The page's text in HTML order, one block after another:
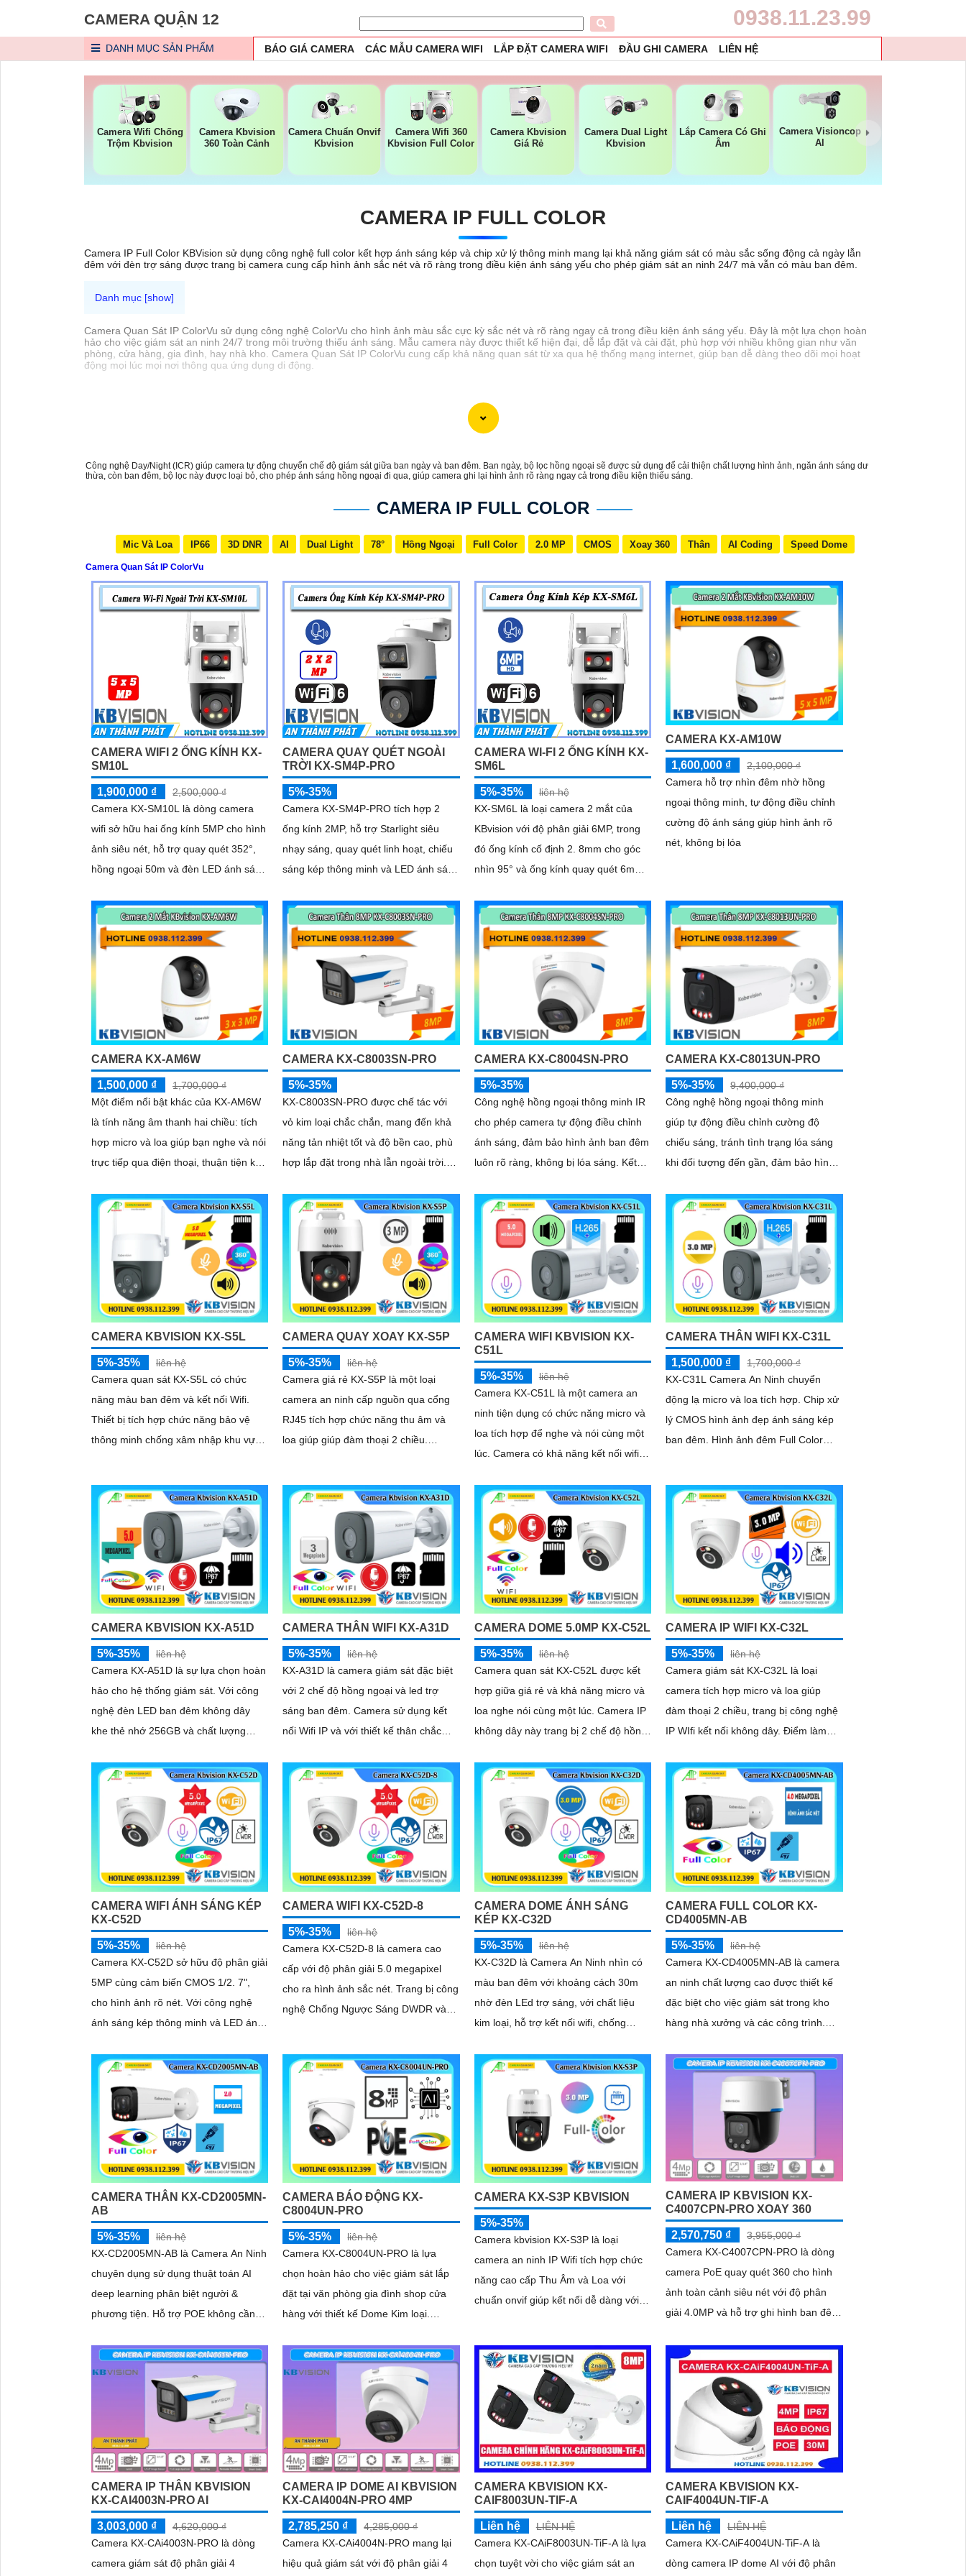
CAMERA QUẬN 12 0938.11.23.99
DANH MỤC SẢN PHẨM BÁO GIÁ CAMERA CÁC MẪU CAMERA WIFI LẮP ĐẶT CAMERA WIFI ĐẦU GHI CAMERA LIÊN HỆ
Camera Wifi Chống
Trộm Kbvision
Camera Kbvision
360 Toàn Cảnh
Camera Chuẩn Onvif
Kbvision
Camera Wifi 360
Kbvision Full Color
Camera Kbvision
Giá Rẻ
Camera Dual Light
Kbvision
Lắp Camera Có Ghi
Âm
Camera Visioncop
Al
CAMERA IP FULL COLOR
Camera IP Full Color KBVision sử dụng công nghệ full color kết hợp ánh sáng kép và chip xử lý thông minh mang lại khả năng giám sát có màu sắc sống động cả ngày lẫn
đêm với đèn trợ sáng được trang bị camera cung cấp hình ảnh sắc nét và rõ ràng trong điều kiện ánh sáng yếu cho phép giám sát an ninh 24/7 mà vẫn có màu ban đêm.
Camera Quan Sát IP ColorVu sử dụng công nghệ ColorVu cho hình ảnh màu sắc cực kỳ sắc nét và rõ ràng ngay cả trong điều kiện ánh sáng yếu. Đây là một lựa chọn hoàn
hảo cho việc giám sát an ninh 24/7 trong môi trường thiếu ánh sáng. Mẫu camera này được thiết kế hiện đại, dễ lắp đặt và cài đặt, phù hợp với nhiều không gian như văn
phòng, cửa hàng, gia đình, hay nhà kho. Camera Quan Sát IP ColorVu cung cấp khả năng quan sát từ xa qua hệ thống mạng internet, giúp bạn dễ dàng theo dõi mọi hoạt
động mọi lúc mọi nơi thông qua ứng dụng di động.
Công nghệ Day/Night (ICR) giúp camera tự động chuyển chế độ giám sát giữa ban ngày và ban đêm. Ban ngày, bộ lọc hồng ngoại sẽ được sử dụng để cải thiện chất lượng hình ảnh, ngăn ánh sáng dư
thừa, còn ban đêm, bộ lọc này được loại bỏ, cho phép ánh sáng hồng ngoại đi qua, giúp camera ghi lại hình ảnh rõ ràng ngay cả trong điều kiện thiếu sáng.
CAMERA IP FULL COLOR
Mic Và Loa IP66 3D DNR AI Dual Light 78° Hồng Ngoại Full Color 2.0 MP CMOS Xoay 360 Thân AI Coding Speed Dome
Camera Quan Sát IP ColorVu
CAMERA WIFI 2 ỐNG KÍNH KX-
SM10L
1,900,000 ₫
2,500,000 ₫
Camera KX-SM10L là dòng camera
wifi sở hữu hai ống kính 5MP cho hình
ảnh siêu nét, hỗ trợ quay quét 352°,
hồng ngoại 50m và đèn LED ánh sáng
CAMERA QUAY QUÉT NGOÀI
TRỜI KX-SM4P-PRO
5%-35%
Camera KX-SM4P-PRO tích hợp 2
ống kính 2MP, hỗ trợ Starlight siêu
nhạy sáng, quay quét linh hoạt, chiếu
sáng kép thông minh và LED ánh sáng
cảm biến lớn tối ưu hình ảnh ban đêm
CAMERA WI-FI 2 ỐNG KÍNH KX-
SM6L
5%-35%
liên hệ
KX-SM6L là loại camera 2 mắt của
KBvision với độ phân giải 6MP, trong
đó ống kính cố định 2. 8mm cho góc
nhìn 95° và ống kính quay quét 6mm
CAMERA KX-AM10W
1,600,000 ₫
2,100,000 ₫
Camera hỗ trợ nhìn đêm nhờ hồng
ngoại thông minh, tự động điều chỉnh
cường độ ánh sáng giúp hình ảnh rõ
nét, không bị lóa
CAMERA KX-AM6W
1,500,000 ₫
1,700,000 ₫
Một điểm nổi bật khác của KX‑AM6W
là tính năng âm thanh hai chiều: tích
hợp micro và loa giúp bạn nghe và nói
trực tiếp qua điện thoại, thuận tiện khi
chuyện với khách hoặc cảnh báo
thẻ nhớ và xem lại nhanh chóng, đây
thực sự là giải pháp giám sát thông
minh, gọn nhẹ mà vô cùng hiệu quả
CAMERA KX-C8003SN-PRO
5%-35%
KX-C8003SN-PRO được chế tác với
vỏ kim loại chắc chắn, mang đến khả
năng tản nhiệt tốt và độ bền cao, phù
hợp lắp đặt trong nhà lẫn ngoài trời.
tiết kiệm thời gian và chi phí cho người
dùng
CAMERA KX-C8004SN-PRO
5%-35%
Công nghệ hồng ngoại thông minh IR
cho phép camera tự động điều chỉnh
ánh sáng, đảm bảo hình ảnh ban đêm
luôn rõ ràng, không bị lóa sáng. Kết
(DWDR) và giảm nhiễu (3DNR), hình
ảnh thu được luôn mượt mà, màu sắc
chân thực và chi tiết rõ nét, ngay cả
trong môi trường ánh sáng yếu hoặc
ánh sáng phức tạp như ngược sáng
hoặc chói nắng
CAMERA KX-C8013UN-PRO
5%-35%
9,400,000 ₫
Công nghệ hồng ngoại thông minh
giúp tự động điều chỉnh cường độ
chiếu sáng, tránh tình trạng lóa sáng
khi đối tượng đến gần, đảm bảo hình
đó, công nghệ giảm nhiễu 3DNR và
chống ngược sáng DWDR giúp
camera tái tạo màu sắc chính xác và
rõ ràng trong mọi điều kiện ánh sáng
phức tạp như ngược sáng mạnh hay
thiếu sáng
CAMERA KBVISION KX-S5L
5%-35%
liên hệ
Camera quan sát KX-S5L có chức
năng màu ban đêm và kết nối Wifi.
Thiết bị tích hợp chức năng bảo vệ
thông minh chống xâm nhập khu vực
CAMERA QUAY XOAY KX-S5P
5%-35%
liên hệ
Camera giá rẻ KX-S5P là một loại
camera an ninh cấp nguồn qua cổng
RJ45 tích hợp chức năng thu âm và
loa giúp giúp đàm thoại 2 chiều.
rõ nét ở mọi điều kiện ánh sáng
CAMERA WIFI KBVISION KX-
C51L
5%-35%
liên hệ
Camera KX-C51L là một camera an
ninh tiện dụng có chức năng micro và
loa tích hợp để nghe và nói cùng một
lúc. Camera có khả năng kết nối wifi
cho hình ảnh sắc nét đến 5
CAMERA THÂN WIFI KX-C31L
1,500,000 ₫
1,700,000 ₫
KX-C31L Camera An Ninh chuyển
động lạ micro và loa tích hợp. Chip xử
lý CMOS hình ảnh đẹp ánh sáng kép
ban đêm. Hình ảnh đêm Full Color
CAMERA KBVISION KX-A51D
5%-35%
liên hệ
Camera KX-A51D là sự lựa chọn hoàn
hảo cho hệ thống giám sát. Với công
nghệ đèn LED ban đêm không dây
khe thẻ nhớ 256GB và chất lượng
CAMERA THÂN WIFI KX-A31D
5%-35%
liên hệ
KX-A31D là camera giám sát đặc biệt
với 2 chế độ hồng ngoại và led trợ
sáng ban đêm. Camera sử dụng kết
nối Wifi IP và với thiết kế thân chắc
nước IP 67 tích hợp micro giúp thu âm
CAMERA DOME 5.0MP KX-C52L
5%-35%
liên hệ
Camera quan sát KX-C52L được kết
hợp giữa giá rẻ và khả năng micro và
loa nghe nói cùng một lúc. Camera IP
không dây này trang bị 2 chế độ hồng
ban đêm hiệu quả, thiết kế dome nhỏ
gọn cho ra gốc nhìn rộng đáng để
tham khảo
CAMERA IP WIFI KX-C32L
5%-35%
liên hệ
Camera giám sát KX-C32L là loại
camera tích hợp micro và loa giúp
đàm thoại 2 chiều, trang bị công nghệ
IP WIfi kết nối không dây. Điểm làm
là camera trang bị ánh sáng kép để
CAMERA WIFI ÁNH SÁNG KÉP
KX-C52D
5%-35%
liên hệ
Camera KX-C52D sở hữu độ phân giải
5MP cùng cảm biến CMOS 1/2. 7",
cho hình ảnh rõ nét. Với công nghệ
ánh sáng kép thông minh và LED ánh
ghi...
CAMERA WIFI KX-C52D-8
5%-35%
liên hệ
Camera KX-C52D-8 là camera cao
cấp với độ phân giải 5.0 megapixel
cho ra hình ảnh sắc nét. Trang bị công
nghệ Chống Ngược Sáng DWDR và
CAMERA DOME ÁNH SÁNG
KÉP KX-C32D
5%-35%
liên hệ
KX-C32D là Camera An Ninh nhìn có
màu ban đêm với khoảng cách 30m
nhờ đèn LEd trợ sáng, với chất liệu
kim loại, hỗ trợ kết nối wifi, chống
3.0MP cho ra hình ảnh sắc nét, tích
hợp micro và khe cắm thẻ nhớ 265GB
CAMERA FULL COLOR KX-
CD4005MN-AB
5%-35%
liên hệ
Camera KX-CD4005MN-AB là camera
an ninh chất lượng cao được thiết kế
đặc biệt cho việc giám sát trong kho
hàng nhà xưởng và các công trình.
động giả camera có độ phân giải Ultra
CAMERA THÂN KX-CD2005MN-
AB
5%-35%
liên hệ
KX-CD2005MN-AB là Camera An Ninh
chuyên dụng sử dụng thuật toán AI
deep learning phân biệt người &
phương tiện. Hỗ trợ POE không cần
hình...
CAMERA BÁO ĐỘNG KX-
C8004UN-PRO
5%-35%
liên hệ
Camera KX-C8004UN-PRO là lựa
chọn hoàn hảo cho việc giám sát lắp
đặt tại văn phòng gia đình shop cửa
hàng với thiết kế Dome Kim loại.
RJ45 kết nối dễ dàng với camera ghi
hình từ xa
CAMERA KX-S3P KBVISION
5%-35%
Camera kbvision KX-S3P là loại
camera an ninh IP Wifi tích hợp chức
năng cao cấp Thu Âm và Loa với
chuẩn onvif giúp kết nối dễ dàng với
CAMERA IP KBVISION KX-
C4007CPN-PRO XOAY 360
2,570,750 ₫
3,955,000 ₫
Camera KX-C4007CPN-PRO là dòng
camera PoE quay quét 360 cho hình
ảnh toàn cảnh siêu nét với độ phân
giải 4.0MP và hỗ trợ ghi hình ban đêm
CAMERA IP THÂN KBVISION
KX-CAI4003N-PRO AI
3,003,000 ₫
4,620,000 ₫
Camera KX-CAi4003N-PRO là dòng
camera giám sát độ phân giải 4
CAMERA IP DOME AI KBVISION
KX-CAI4004N-PRO 4MP
2,785,250 ₫
4,285,000 ₫
Camera KX-CAi4004N-PRO mang lại
hiệu quả giám sát với độ phân giải 4
CAMERA KBVISION KX-
CAIF8003UN-TIF-A
Liên hệ
LIÊN HỆ
Camera KX-CAiF8003UN-TiF-A là lựa
chọn tuyệt vời cho việc giám sát an
CAMERA KBVISION KX-
CAIF4004UN-TIF-A
Liên hệ
LIÊN HỆ
Camera KX-CAiF4004UN-TiF-A là
dòng camera IP dome AI với độ phân